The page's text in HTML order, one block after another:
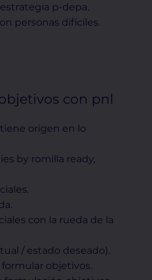
p-depa.
personas difíciles.
con pnl
origen en lo
by romilla ready,
con la rueda de la
/ estado deseado).
formular objetivos.